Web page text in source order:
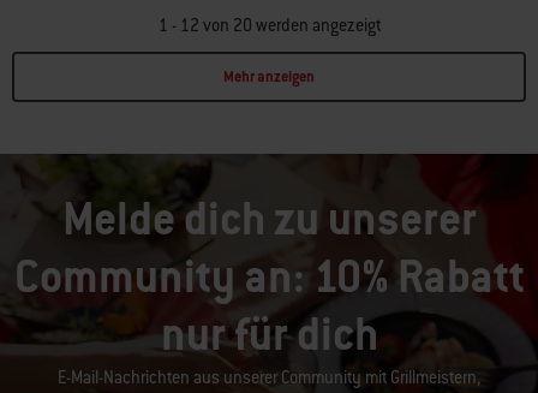
1 - 12 von 20 werden angezeigt
Mehr anzeigen
Melde dich zu unserer
Community an: 10% Rabatt
nur für dich
E-Mail-Nachrichten aus unserer Community mit Grillmeistern,